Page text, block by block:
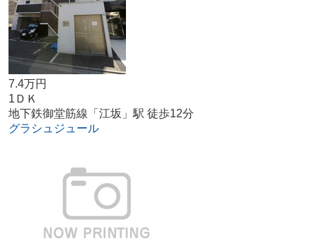
7.4万円
1ＤＫ
地下鉄御堂筋線「江坂」駅 徒歩12分
グラシュジュール